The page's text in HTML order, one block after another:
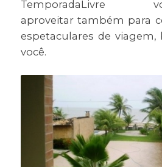
aproveitar também para
espetaculares de
você.